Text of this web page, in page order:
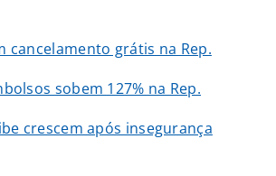
cancelamento grátis na Rep.
sobem 127% na Rep.
crescem após insegurança